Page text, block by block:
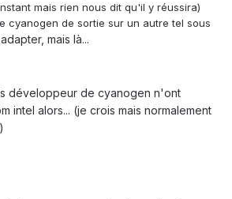
mais rien nous dit qu'il y réussira)
cyanogen de sortie sur un autre tel sous
mais là...
développeur de cyanogen n'ont
intel alors... (je crois mais normalement